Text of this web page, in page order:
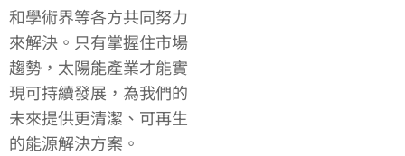
和學術界等各方共同努力
來解決。只有掌握住市場
趨勢，太陽能產業才能實
現可持續發展，為我們的
未來提供更清潔、可再生
的能源解決方案。